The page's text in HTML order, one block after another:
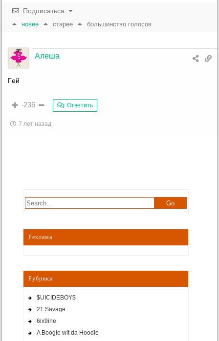
Подписаться
новее старее большинство голосов
Алеша
Гeй
-236 Ответить
7 лет назад
Реклама
Рубрики
$UICIDEBOY$
21 Savage
6ix9ine
A Boogie wit da Hoodie